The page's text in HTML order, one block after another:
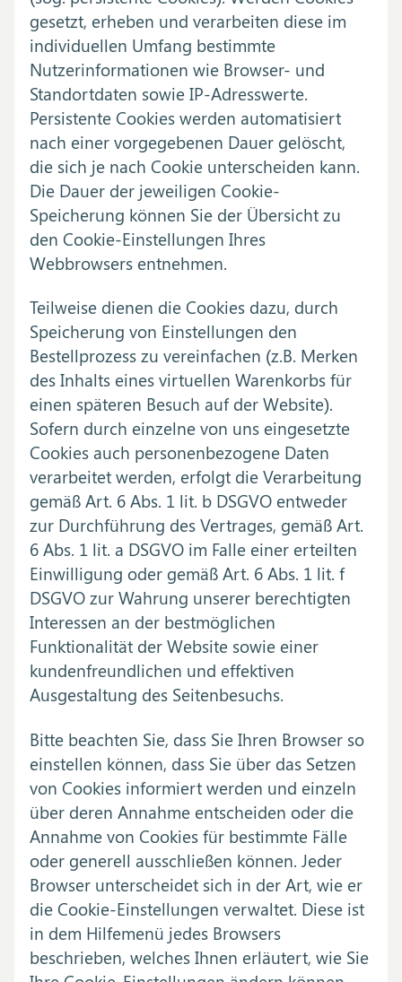
gesetzt, erheben und verarbeiten diese im
individuellen Umfang bestimmte
Nutzerinformationen wie Browser- und
Standortdaten sowie IP-Adresswerte.
Persistente Cookies werden automatisiert
nach einer vorgegebenen Dauer gelöscht,
die sich je nach Cookie unterscheiden kann.
Die Dauer der jeweiligen Cookie-
Speicherung können Sie der Übersicht zu
den Cookie-Einstellungen Ihres
Webbrowsers entnehmen.
Teilweise dienen die Cookies dazu, durch
Speicherung von Einstellungen den
Bestellprozess zu vereinfachen (z.B. Merken
des Inhalts eines virtuellen Warenkorbs für
einen späteren Besuch auf der Website).
Sofern durch einzelne von uns eingesetzte
Cookies auch personenbezogene Daten
verarbeitet werden, erfolgt die Verarbeitung
gemäß Art. 6 Abs. 1 lit. b DSGVO entweder
zur Durchführung des Vertrages, gemäß Art.
6 Abs. 1 lit. a DSGVO im Falle einer erteilten
Einwilligung oder gemäß Art. 6 Abs. 1 lit. f
DSGVO zur Wahrung unserer berechtigten
Interessen an der bestmöglichen
Funktionalität der Website sowie einer
kundenfreundlichen und effektiven
Ausgestaltung des Seitenbesuchs.
Bitte beachten Sie, dass Sie Ihren Browser so
einstellen können, dass Sie über das Setzen
von Cookies informiert werden und einzeln
über deren Annahme entscheiden oder die
Annahme von Cookies für bestimmte Fälle
oder generell ausschließen können. Jeder
Browser unterscheidet sich in der Art, wie er
die Cookie-Einstellungen verwaltet. Diese ist
in dem Hilfemenü jedes Browsers
beschrieben, welches Ihnen erläutert, wie Sie